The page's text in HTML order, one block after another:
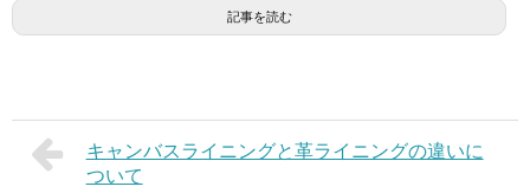
記事を読む
キャンバスライニングと革ライニングの違いに
ついて